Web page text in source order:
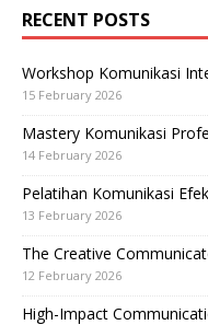
RECENT POSTS
Workshop Komunikasi
15 February 2026
Mastery Komunikasi
14 February 2026
Pelatihan Komunikasi
13 February 2026
The Creative
12 February 2026
High-Impact